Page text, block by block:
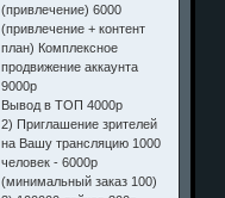
(привлечение) 6000
(привлечение + контент
план) Комплексное
продвижение аккаунта
9000р
Вывод в ТОП 4000р
2) Приглашение зрителей
на Вашу трансляцию 1000
человек - 6000р
(минимальный заказ 100)